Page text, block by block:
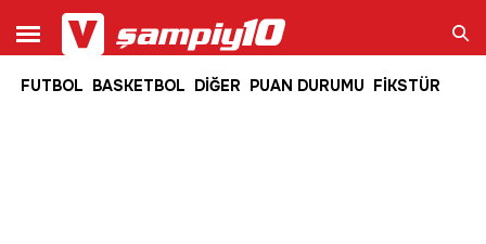
FUTBOL BASKETBOL DİĞER PUAN DURUMU FİKSTÜRAra